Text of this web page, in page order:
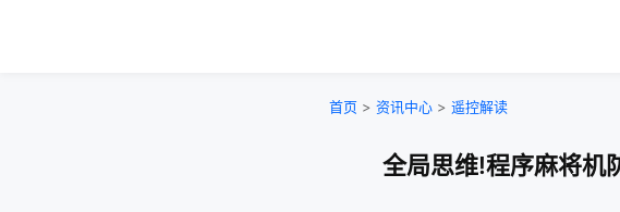
首页 > 资讯中心 > 遥控解读
全局思维!程序麻将机